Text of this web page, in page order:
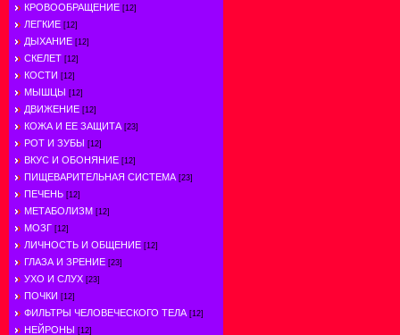
КРОВООБРАЩЕНИЕ [12]
ЛЕГКИЕ [12]
ДЫХАНИЕ [12]
СКЕЛЕТ [12]
КОСТИ [12]
МЫШЦЫ [12]
ДВИЖЕНИЕ [12]
КОЖА И ЕЕ ЗАЩИТА [23]
РОТ И ЗУБЫ [12]
ВКУС И ОБОНЯНИЕ [12]
ПИЩЕВАРИТЕЛЬНАЯ СИСТЕМА [23]
ПЕЧЕНЬ [12]
МЕТАБОЛИЗМ [12]
МОЗГ [12]
ЛИЧНОСТЬ И ОБЩЕНИЕ [12]
ГЛАЗА И ЗРЕНИЕ [23]
УХО И СЛУХ [23]
ПОЧКИ [12]
ФИЛЬТРЫ ЧЕЛОВЕЧЕСКОГО ТЕЛА [12]
НЕЙРОНЫ [12]